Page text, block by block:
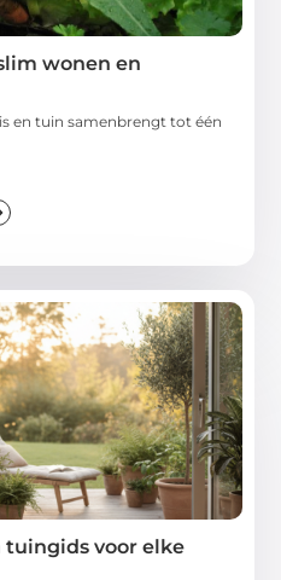
wonen en
en tuin samenbrengt tot één
tuingids voor elke